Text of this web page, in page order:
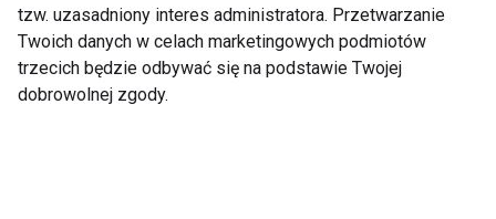
zmniejszająca ryzyko chorób krążenia,
tzw. uzasadniony interes administratora. Przetwarzanie
Twoich danych w celach marketingowych podmiotów
trzecich będzie odbywać się na podstawie Twojej
dobrowolnej zgody.